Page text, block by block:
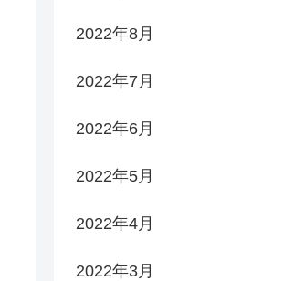
2022年8月
2022年7月
2022年6月
2022年5月
2022年4月
2022年3月